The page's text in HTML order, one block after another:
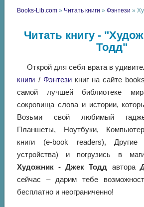
Books-Lib.com » Читать книги »Фэнтези »
Читать книгу -
Тодд"
Открой для себя врата в
книги / Фэнтезикниг на сайте
самой лучшей библиотеке
сокровища слова и истории,
Возьми свой любимый
Планшеты, Ноутбуки,
книги (e-book readers), Другие
устройства) и погрузись в
Художник - Джек Тодд автора
сейчас – дарим тебе
бесплатно и неограниченно!